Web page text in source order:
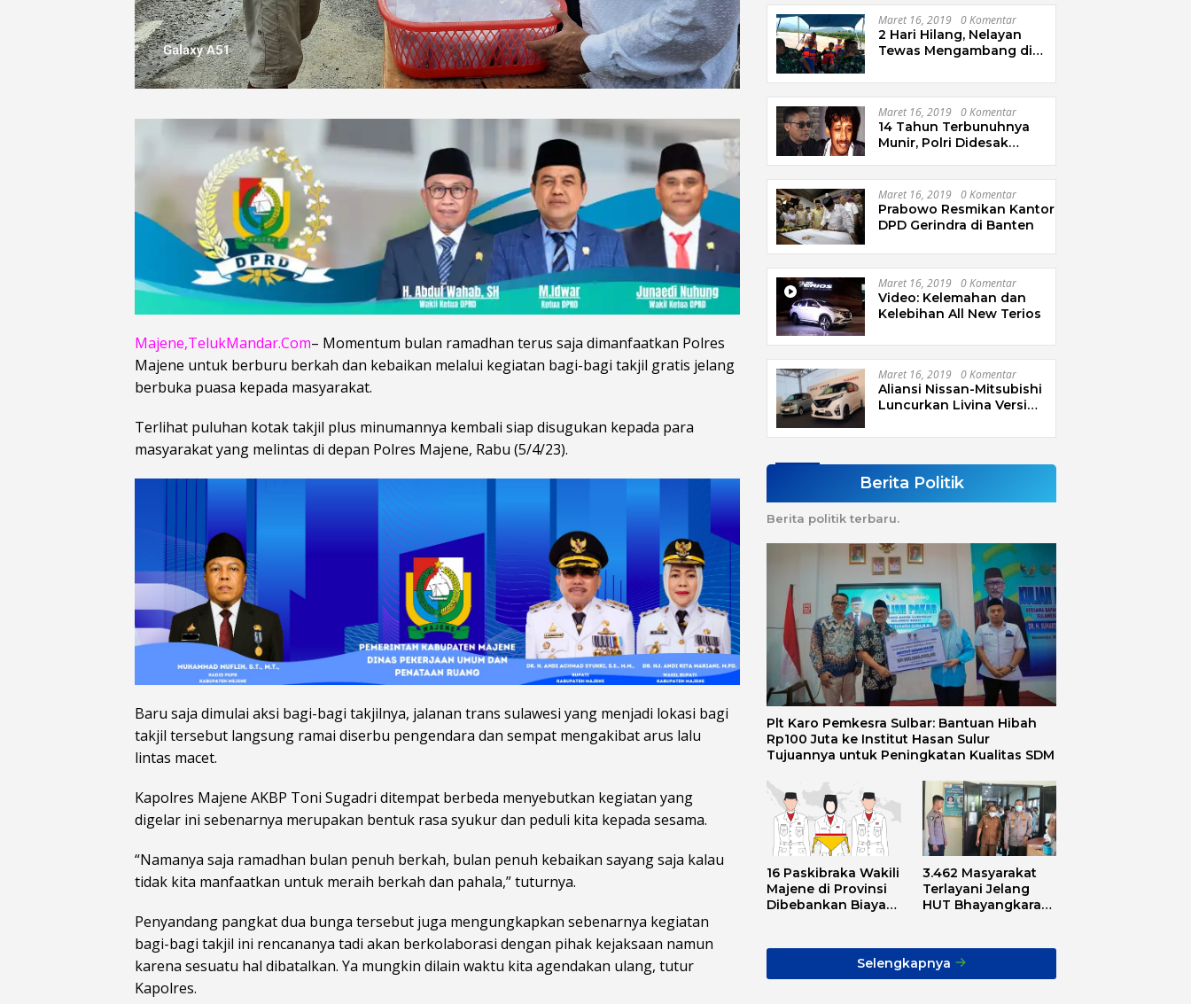
Majene,TelukMandar.Com– Momentum bulan ramadhan terus saja dimanfaatkan Polres
Majene untuk berburu berkah dan kebaikan melalui kegiatan bagi-bagi takjil gratis jelang
berbuka puasa kepada masyarakat.
Terlihat puluhan kotak takjil plus minumannya kembali siap disugukan kepada para
masyarakat yang melintas di depan Polres Majene, Rabu (5/4/23).
Baru saja dimulai aksi bagi-bagi takjilnya, jalanan trans sulawesi yang menjadi lokasi bagi
takjil tersebut langsung ramai diserbu pengendara dan sempat mengakibat arus lalu
lintas macet.
Kapolres Majene AKBP Toni Sugadri ditempat berbeda menyebutkan kegiatan yang
digelar ini sebenarnya merupakan bentuk rasa syukur dan peduli kita kepada sesama.
“Namanya saja ramadhan bulan penuh berkah, bulan penuh kebaikan sayang saja kalau
tidak kita manfaatkan untuk meraih berkah dan pahala,” tuturnya.
Penyandang pangkat dua bunga tersebut juga mengungkapkan sebenarnya kegiatan
bagi-bagi takjil ini rencananya tadi akan berkolaborasi dengan pihak kejaksaan namun
karena sesuatu hal dibatalkan. Ya mungkin dilain waktu kita agendakan ulang, tutur
Kapolres.
Maret 16, 2019 0 Komentar
2 Hari Hilang, Nelayan
Tewas Mengambang di
Maret 16, 2019 0 Komentar
14 Tahun Terbunuhnya
Munir, Polri Didesak
Maret 16, 2019 0 Komentar
Prabowo Resmikan Kantor
DPD Gerindra di Banten
Maret 16, 2019 0 Komentar
Video: Kelemahan dan
Kelebihan All New Terios
Maret 16, 2019 0 Komentar
Aliansi Nissan-Mitsubishi
Luncurkan Livina Versi
Berita Politik
Berita politik terbaru.
Plt Karo Pemkesra Sulbar: Bantuan Hibah
Rp100 Juta ke Institut Hasan Sulur
Tujuannya untuk Peningkatan Kualitas SDM
16 Paskibraka Wakili
Majene di Provinsi
Dibebankan Biaya
Semua
3.462 Masyarakat
Terlayani Jelang
HUT Bhayangkara
Selengkapnya